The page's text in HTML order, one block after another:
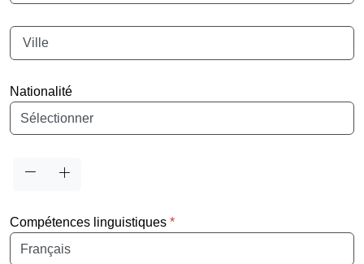
Ville
Nationalité
Nationalité
Compétences linguistiques *
Maîtrise de la langue